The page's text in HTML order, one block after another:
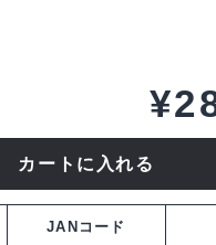
¥
カートに入れる
JANコード